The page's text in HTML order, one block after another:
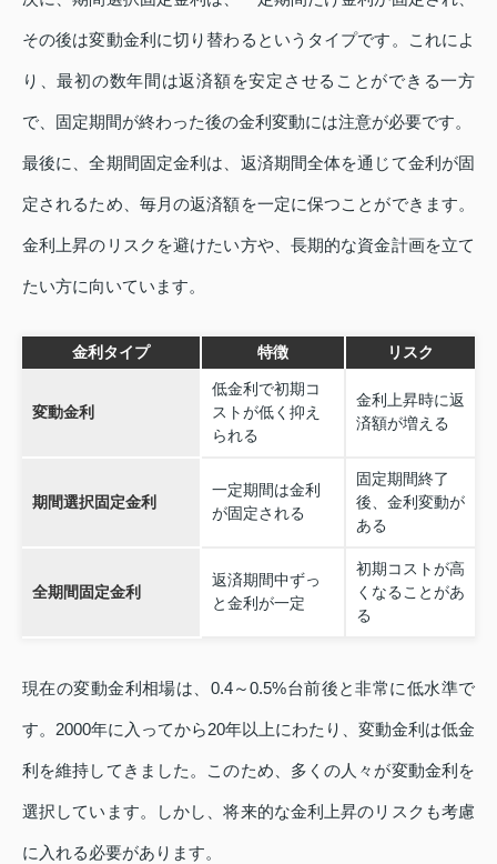
その後は変動金利に切り替わるというタイプです。これによ
り、最初の数年間は返済額を安定させることができる一方
で、固定期間が終わった後の金利変動には注意が必要です。
最後に、全期間固定金利は、返済期間全体を通じて金利が固
定されるため、毎月の返済額を一定に保つことができます。
金利上昇のリスクを避けたい方や、長期的な資金計画を立て
たい方に向いています。
金利タイプ 特徴 リスク
変動金利
低金利で初期コ
ストが低く抑え
られる
金利上昇時に返
済額が増える
期間選択固定金利
一定期間は金利
が固定される
固定期間終了
後、金利変動が
ある
全期間固定金利
返済期間中ずっ
と金利が一定
初期コストが高
くなることがあ
る
現在の変動金利相場は、0.4～0.5%台前後と非常に低水準で
す。2000年に入ってから20年以上にわたり、変動金利は低金
利を維持してきました。このため、多くの人々が変動金利を
選択しています。しかし、将来的な金利上昇のリスクも考慮
に入れる必要があります。